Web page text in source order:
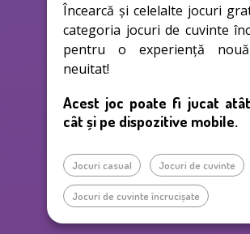
Încearcă și celelalte jocuri
categoria jocuri de cuvinte
pentru o experiență
neuitat!
Acest joc poate fi jucat
cât și pe dispozitive mobile.
Jocuri casual Jocuri de cuvinte
Jocuri de cuvinte încrucișate